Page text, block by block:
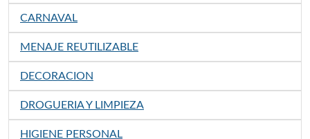
CARNAVAL
MENAJE REUTILIZABLE
DECORACION
DROGUERIA Y LIMPIEZA
HIGIENE PERSONAL